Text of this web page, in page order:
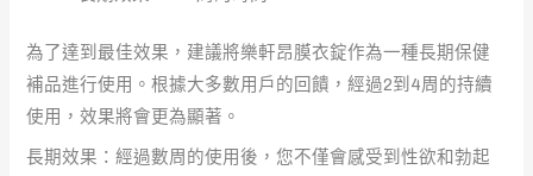
為了達到最佳效果，建議將樂軒昂膜衣錠作為一種長期保健
補品進行使用。根據大多數用戶的回饋，經過2到4周的持續
使用，效果將會更為顯著。
長期效果：經過數周的使用後，您不僅會感受到性欲和勃起